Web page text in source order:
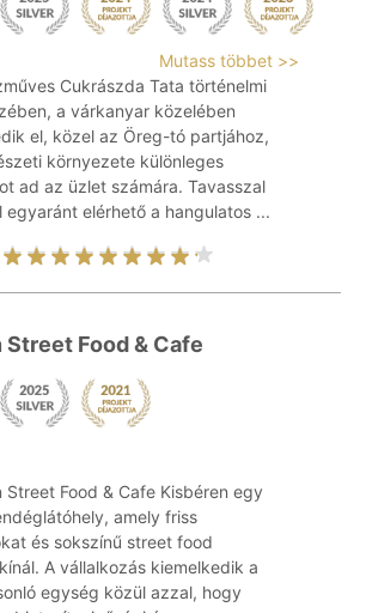
Mutass többet >>
Cukrászda Tata történelmi
a várkanyar közelében
el, közel az Öreg-tó partjához,
környezete különleges
ad az üzlet számára. Tavasszal
egyaránt elérhető a hangulatos ...
Street Food & Cafe
Street Food & Cafe Kisbéren egy
amely friss
és sokszínű street food
A vállalkozás kiemelkedik a
egység közül azzal, hogy